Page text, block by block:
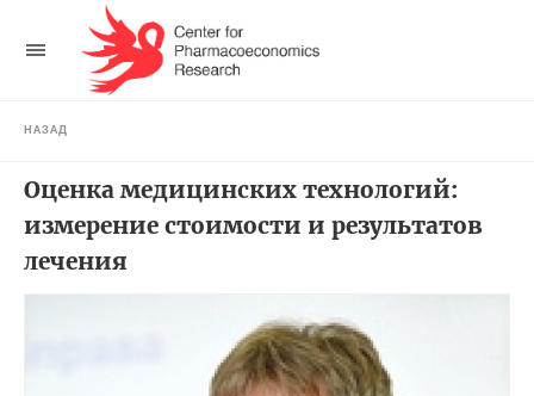
НАЗАД
Оценка медицинских технологий:
измерение стоимости и результатов
лечения